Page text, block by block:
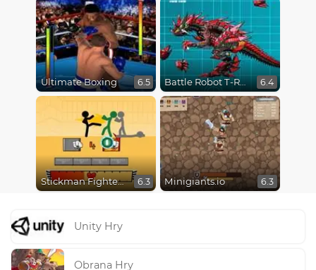
Ultimate Boxing 6.5 Battle Robot T-Rex Age 6.4
Stickman Fighter Epic Battles 6.3 Minigiants.io 6.3
Unity Hry
Obrana Hry